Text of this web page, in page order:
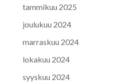
tammikuu 2025
joulukuu 2024
marraskuu 2024
lokakuu 2024
syyskuu 2024